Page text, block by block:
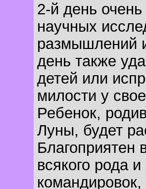
2-й день
научных
размышлений
день также
детей или
милости у
Ребенок,
Луны, будет
Благоприятен
всякого рода